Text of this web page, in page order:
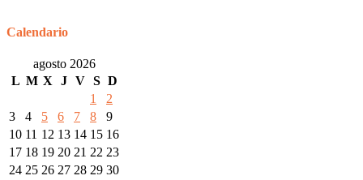
Calendario
agosto 2026
L M X J V S D
1
2
3
4 5 6 7 8
9
10 11 12 13 14 15 16
17 18 19 20 21 22 23
24 25 26 27 28 29 30